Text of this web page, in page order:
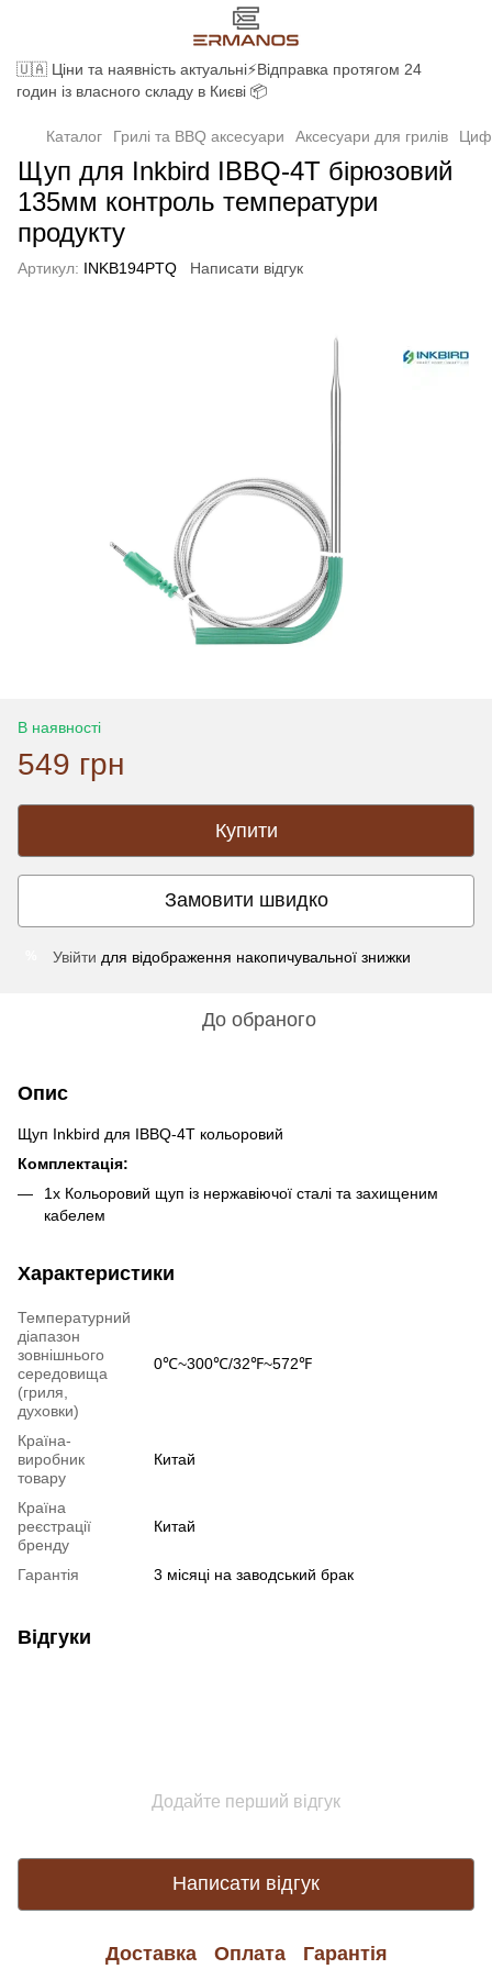
🇺🇦 Ціни та наявність актуальні⚡Відправка протягом 24
годин із власного складу в Києві 📦
Каталог Грилі та BBQ аксесуари Аксесуари для грилів
Щуп для Inkbird IBBQ-4T бірюзовий
135мм контроль температури
продукту
Артикул: INKB194PTQ Написати відгук
В наявності
549 грн
Купити
Замовити швидко
Увійти для відображення накопичувальної знижки
До обраного
Опис
Щуп Inkbird для IBBQ-4T кольоровий
Комплектація:
1х Кольоровий щуп із нержавіючої сталі та захищеним
кабелем
Характеристики
Температурний
діапазон
зовнішнього
середовища
(гриля,
духовки)
0℃~300℃/32℉~572℉
Країна-
виробник
товару
Китай
Країна
реєстрації
бренду
Китай
Гарантія 3 місяці на заводський брак
Відгуки
Додайте перший відгук
Написати відгук
Доставка Оплата Гарантія